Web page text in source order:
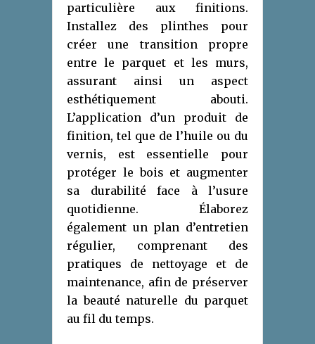
particulière aux finitions.
Installez des plinthes pour
créer une transition propre
entre le parquet et les murs,
assurant ainsi un aspect
esthétiquement abouti.
L’application d’un produit de
finition, tel que de l’huile ou du
vernis, est essentielle pour
protéger le bois et augmenter
sa durabilité face à l’usure
quotidienne. Élaborez
également un plan d’entretien
régulier, comprenant des
pratiques de nettoyage et de
maintenance, afin de préserver
la beauté naturelle du parquet
au fil du temps.